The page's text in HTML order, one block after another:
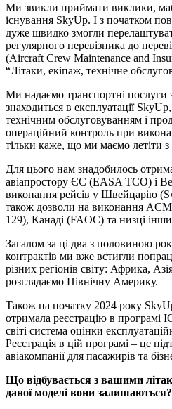
Ми звикли приймати виклики,
існування SkyUp. І з початком
дуже швидко змогли
регулярного перевізника до
(Aircraft Crew Maintenance and
“Літаки, екіпаж, технічне
Ми надаємо транспортні послуги
знаходиться в експлуатації
технічним обслуговуванням і
операційний контроль при
тільки каже, що ми маємо летіти
Для цього нам знадобилось
авіапростору ЄС (EASA TCO) і
виконання рейсів у Швейцарію
також дозволи на виконання
129), Канаді (FAOC) та низці
Загалом за ці два з половиною
контрактів ми вже встигли
різних регіонів світу: Африка,
розглядаємо Північну Америку.
Також на початку 2024 року
отримала реєстрацію в програмі
світі система оцінки
Реєстрація в цій програмі – це
авіакомпанії для пасажирів та
Що відбувається з вашими
даної моделі вони залишаються?